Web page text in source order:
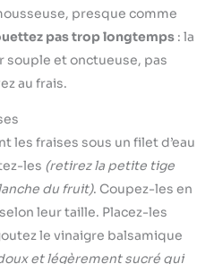
presque comme
pas trop longtemps : la
souple et onctueuse, pas
au frais.
les fraises sous un filet d’eau
les (retirez la petite tige
du fruit). Coupez-les en
leur taille. Placez-les
le vinaigre balsamique
et légèrement sucré qui